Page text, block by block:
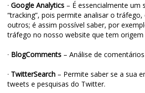
· Google Analytics – É essencialmente um
“tracking”, pois permite analisar o
outros; é assim possível saber, por
tráfego no nosso website que tem origem
· BlogComments – Análise de
· TwitterSearch – Permite saber se a sua
tweets e pesquisas do Twitter.